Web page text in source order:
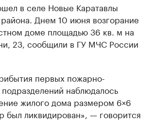
в селе Новые Каратавлы
района. Днем 10 июня возгорание
доме площадью 36 кв. м на
23, сообщили в ГУ МЧС России
первых пожарно-
наблюдалось
жилого дома размером 6×6
был ликвидирован», — говорится